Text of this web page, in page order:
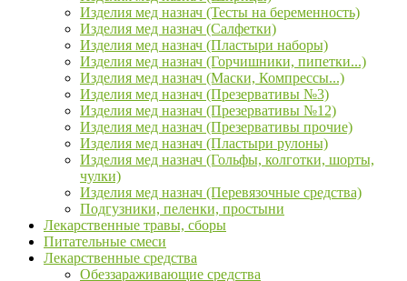
Изделия мед назнач (Тесты на беременность)
Изделия мед назнач (Салфетки)
Изделия мед назнач (Пластыри наборы)
Изделия мед назнач (Горчишники, пипетки...)
Изделия мед назнач (Маски, Компрессы...)
Изделия мед назнач (Презервативы №3)
Изделия мед назнач (Презервативы №12)
Изделия мед назнач (Презервативы прочие)
Изделия мед назнач (Пластыри рулоны)
Изделия мед назнач (Гольфы, колготки, шорты,
чулки)
Изделия мед назнач (Перевязочные средства)
Подгузники, пеленки, простыни
Лекарственные травы, сборы
Питательные смеси
Лекарственные средства
Обеззараживающие средства